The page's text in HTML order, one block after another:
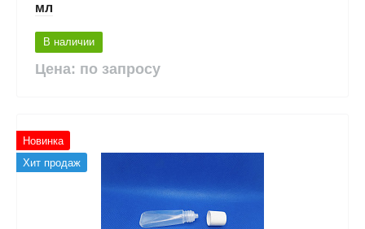
мл
В наличии
Цена: по запросу
Новинка
Хит продаж